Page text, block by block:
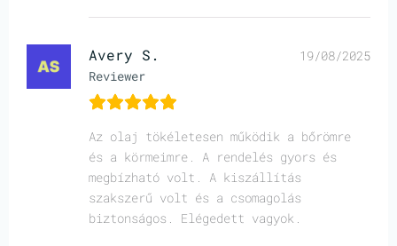
Avery S.
Reviewer
19/08/2025
Az olaj tökéletesen működik a bőrömre
és a körmeimre. A rendelés gyors és
megbízható volt. A kiszállítás
szakszerű volt és a csomagolás
biztonságos. Elégedett vagyok.